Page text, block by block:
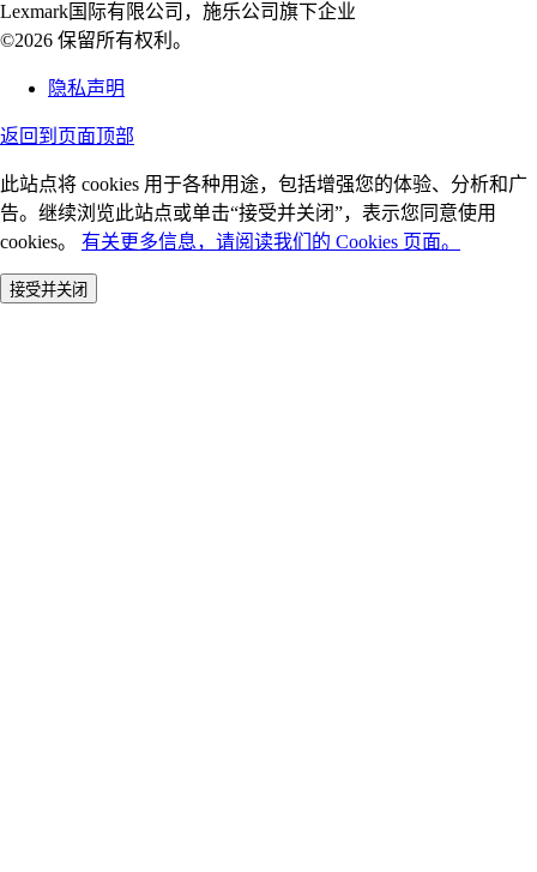
Lexmark国际有限公司，施乐公司旗下企业
©2026 保留所有权利。
隐私声明
返回到页面顶部
此站点将 cookies 用于各种用途，包括增强您的体验、分析和广
告。继续浏览此站点或单击“接受并关闭”，表示您同意使用
cookies。 有关更多信息，请阅读我们的 Cookies 页面。
接受并关闭